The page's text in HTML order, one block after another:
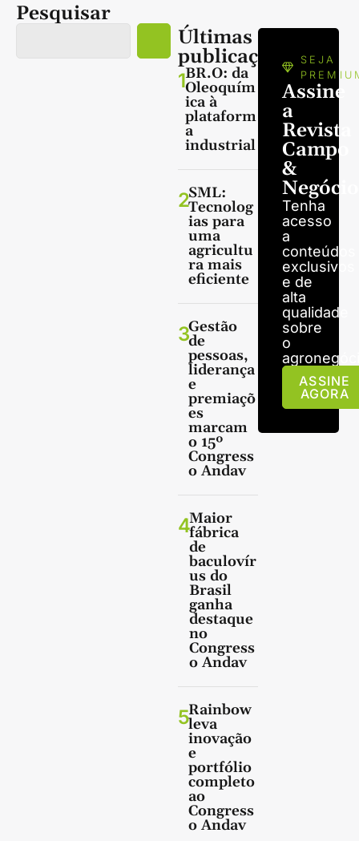
Pesquisar
Últimas
publicações
1BR.O: da
Oleoquím
ica à
plataform
a
industrial
2SML:
Tecnolog
ias para
uma
agricultu
ra mais
eficiente
3Gestão
de
pessoas,
liderança
e
premiaçõ
es
marcam
o 15º
Congress
o Andav
4Maior
fábrica
de
baculovír
us do
Brasil
ganha
destaque
no
Congress
o Andav
5Rainbow
leva
inovação
e
portfólio
completo
ao
Congress
o Andav
SEJA
Assine
a
Revista
Campo
&
Tenha
acesso
a
conteúdos
exclusivos
e de
alta
qualidade
sobre
o
ASSINE
AGORA